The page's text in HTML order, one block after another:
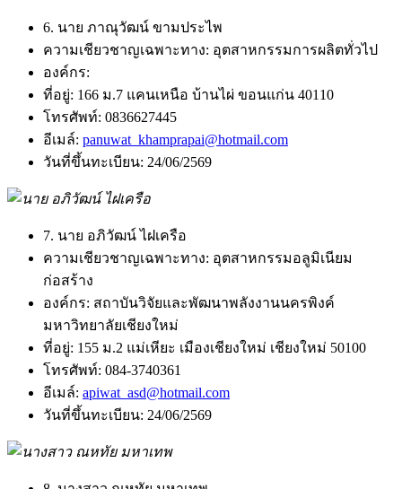
6. นาย ภาณุวัฒน์ ขามประไพ
ความเชียวชาญเฉพาะทาง: อุตสาหกรรมการผลิตทั่วไป
องค์กร:
ที่อยู่: 166 ม.7 แคนเหนือ บ้านไผ่ ขอนแก่น 40110
โทรศัพท์: 0836627445
อีเมล์: panuwat_khamprapai@hotmail.com
วันที่ขึ้นทะเบียน: 24/06/2569
7. นาย อภิวัฒน์ ไฝเครือ
ความเชียวชาญเฉพาะทาง: อุตสาหกรรมอลูมิเนียม
ก่อสร้าง
องค์กร: สถาบันวิจัยและพัฒนาพลังงานนครพิงค์
มหาวิทยาลัยเชียงใหม่
ที่อยู่: 155 ม.2 แม่เหียะ เมืองเชียงใหม่ เชียงใหม่ 50100
โทรศัพท์: 084-3740361
อีเมล์: apiwat_asd@hotmail.com
วันที่ขึ้นทะเบียน: 24/06/2569